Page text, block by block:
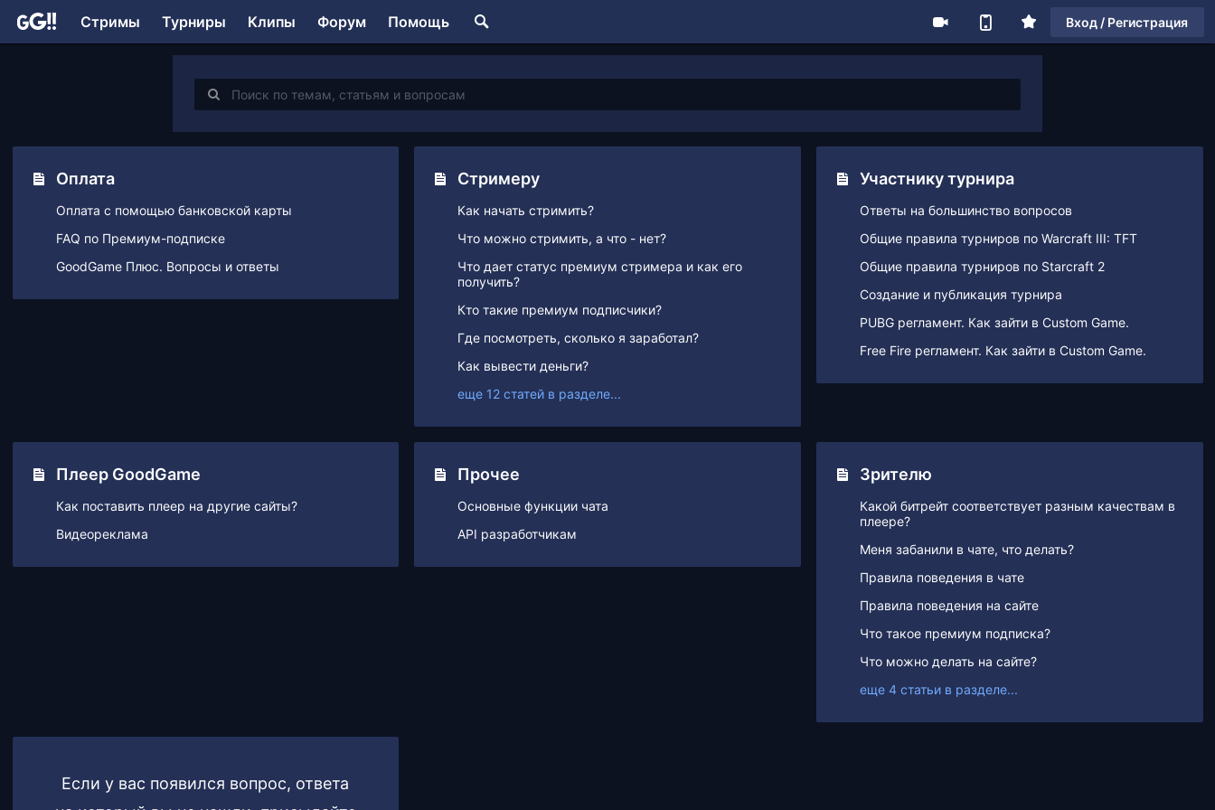
Стримы Турниры Клипы Форум Помощь Вход / Регистрация
Оплата
Оплата с помощью банковской карты
FAQ по Премиум-подписке
GoodGame Плюс. Вопросы и ответы
Стримеру
Как начать стримить?
Что можно стримить, а что - нет?
Что дает статус премиум стримера и как его
получить?
Кто такие премиум подписчики?
Где посмотреть, сколько я заработал?
Как вывести деньги?
еще 12 статей в разделе...
Участнику турнира
Ответы на большинство вопросов
Общие правила турниров по Warcraft III: TFT
Общие правила турниров по Starcraft 2
Создание и публикация турнира
PUBG регламент. Как зайти в Custom Game.
Free Fire регламент. Как зайти в Custom Game.
Плеер GoodGame
Как поставить плеер на другие сайты?
Видеореклама
Прочее
Основные функции чата
API разработчикам
Зрителю
Какой битрейт соответствует разным качествам в
плеере?
Меня забанили в чате, что делать?
Правила поведения в чате
Правила поведения на сайте
Что такое премиум подписка?
Что можно делать на сайте?
еще 4 статьи в разделе...
Если у вас появился вопрос, ответа